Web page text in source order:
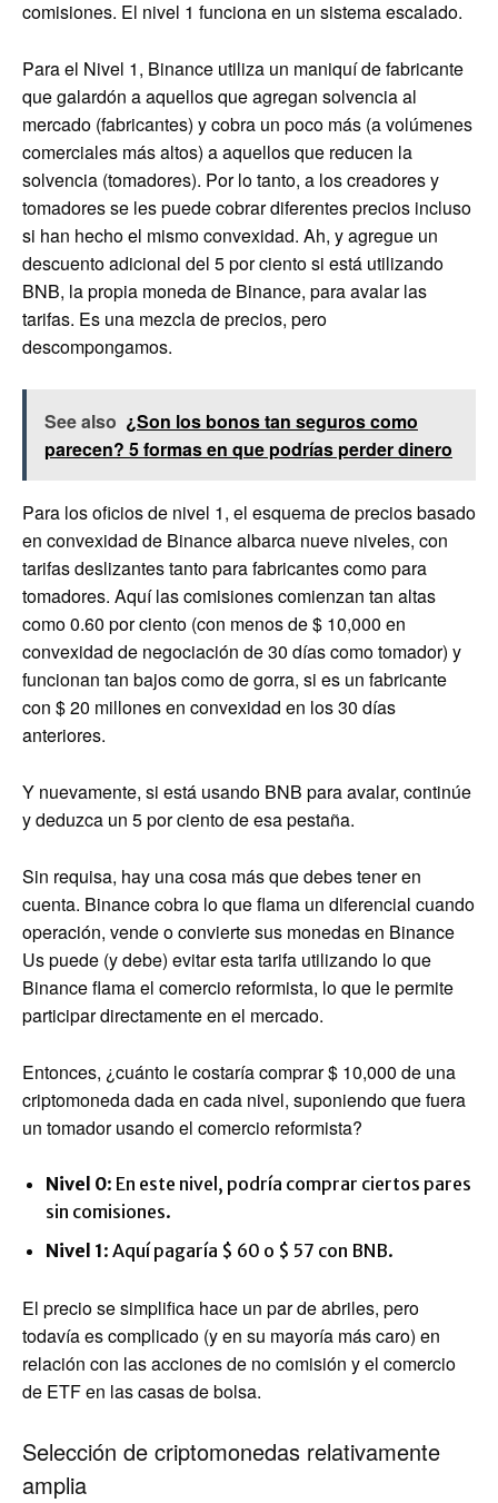
comisiones. El nivel 1 funciona en un sistema escalado.
Para el Nivel 1, Binance utiliza un maniquí de fabricante
que galardón a aquellos que agregan solvencia al
mercado (fabricantes) y cobra un poco más (a volúmenes
comerciales más altos) a aquellos que reducen la
solvencia (tomadores). Por lo tanto, a los creadores y
tomadores se les puede cobrar diferentes precios incluso
si han hecho el mismo convexidad. Ah, y agregue un
descuento adicional del 5 por ciento si está utilizando
BNB, la propia moneda de Binance, para avalar las
tarifas. Es una mezcla de precios, pero
descompongamos.
See also ¿Son los bonos tan seguros como
parecen? 5 formas en que podrías perder dinero
Para los oficios de nivel 1, el esquema de precios basado
en convexidad de Binance albarca nueve niveles, con
tarifas deslizantes tanto para fabricantes como para
tomadores. Aquí las comisiones comienzan tan altas
como 0.60 por ciento (con menos de $ 10,000 en
convexidad de negociación de 30 días como tomador) y
funcionan tan bajos como de gorra, si es un fabricante
con $ 20 millones en convexidad en los 30 días
anteriores.
Y nuevamente, si está usando BNB para avalar, continúe
y deduzca un 5 por ciento de esa pestaña.
Sin requisa, hay una cosa más que debes tener en
cuenta. Binance cobra lo que flama un diferencial cuando
operación, vende o convierte sus monedas en Binance
Us puede (y debe) evitar esta tarifa utilizando lo que
Binance flama el comercio reformista, lo que le permite
participar directamente en el mercado.
Entonces, ¿cuánto le costaría comprar $ 10,000 de una
criptomoneda dada en cada nivel, suponiendo que fuera
un tomador usando el comercio reformista?
Nivel 0: En este nivel, podría comprar ciertos pares
sin comisiones.
Nivel 1: Aquí pagaría $ 60 o $ 57 con BNB.
El precio se simplifica hace un par de abriles, pero
todavía es complicado (y en su mayoría más caro) en
relación con las acciones de no comisión y el comercio
de ETF en las casas de bolsa.
Selección de criptomonedas relativamente
amplia